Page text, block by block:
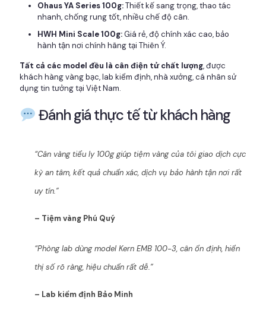
Ohaus YA Series 100g:Thiết kế sang trọng, thao tác
nhanh, chống rung tốt, nhiều chế độ cân.
HWH Mini Scale 100g:Giá rẻ, độ chính xác cao, bảo
hành tận nơi chính hãng tại Thiên Ý.
Tất cả các model đều là cân điện tử chất lượng, được
khách hàng vàng bạc, lab kiểm định, nhà xưởng, cá nhân sử
dụng tin tưởng tại Việt Nam.
Đánh giá thực tế từ khách hàng
“Cân vàng tiểu ly 100g giúp tiệm vàng của tôi giao dịch cực
kỳ an tâm, kết quả chuẩn xác, dịch vụ bảo hành tận nơi rất
uy tín.”
– Tiệm vàng Phú Quý
“Phòng lab dùng model Kern EMB 100-3, cân ổn định, hiển
thị số rõ ràng, hiệu chuẩn rất dễ.”
– Lab kiểm định Bảo Minh